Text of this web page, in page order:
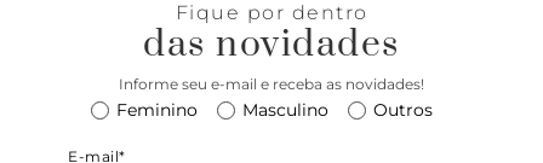
Fique por dentro
das novidades
Informe seu e-mail e receba as novidades!
Feminino Masculino Outros
E-mail*